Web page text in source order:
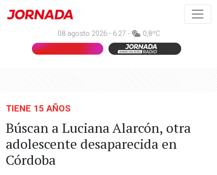
08 agosto 2026 - 6:27 - 0,8ºC
TIENE 15 AÑOS
Búscan a Luciana Alarcón, otra
adolescente desaparecida en
Córdoba